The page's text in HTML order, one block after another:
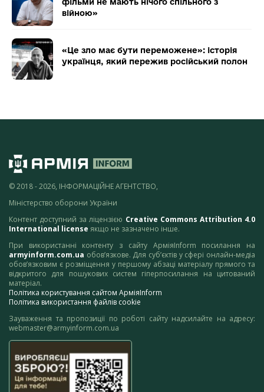
війною»
«Це зло має бути переможене»: історія
українця, який пережив російський полон
© 2018 - 2026, ІНФОРМАЦІЙНЕ АГЕНТСТВО,
Міністерство оборони України
Контент доступний за ліцензією Creative Commons Attribution 4.0
International license якщо не зазначено інше.
При використанні контенту з сайту АрміяInform посилання на
armyinform.com.ua обов’язкове. Для суб’єктів у сфері онлайн-медіа
обов’язковим є розміщення у першому абзаці матеріалу прямого та
відкритого для пошукових систем гіперпосилання на цитований
матеріал.
Політика користування сайтом АрміяInform
Політика використання файлів cookie
Зауваження та пропозиції по роботі сайту надсилайте на адресу:
webmaster@armyinform.com.ua